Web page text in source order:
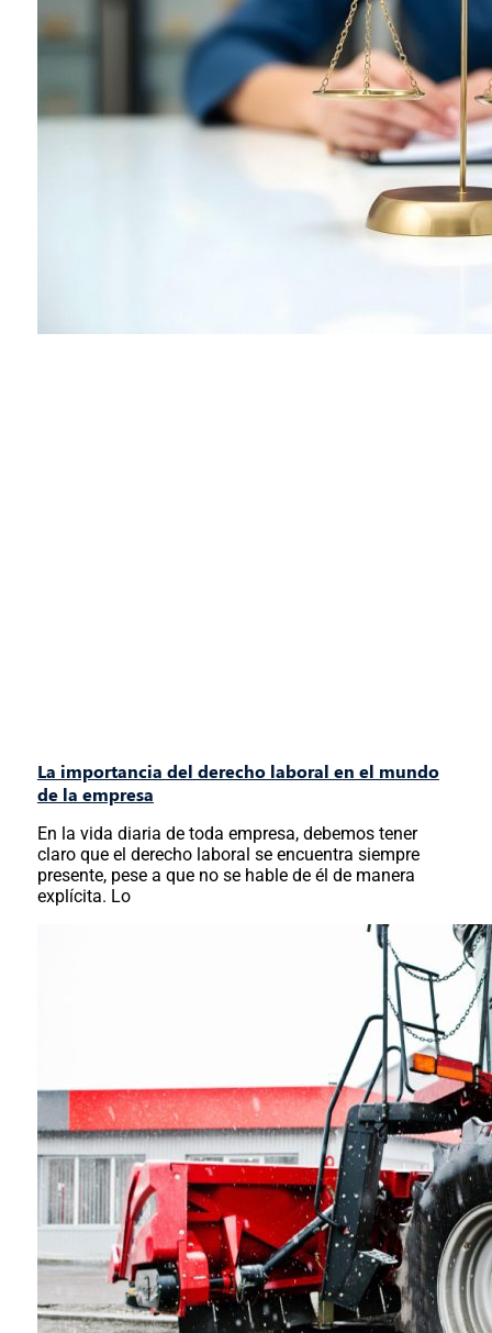
La importancia del derecho laboral en el mundo
de la empresa
En la vida diaria de toda empresa, debemos tener
claro que el derecho laboral se encuentra siempre
presente, pese a que no se hable de él de manera
explícita. Lo